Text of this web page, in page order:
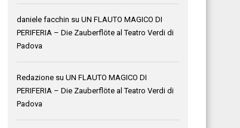
daniele facchin suUN FLAUTO MAGICO DI
PERIFERIA – Die Zauberflöte al Teatro Verdi di
Padova
Redazione suUN FLAUTO MAGICO DI
PERIFERIA – Die Zauberflöte al Teatro Verdi di
Padova